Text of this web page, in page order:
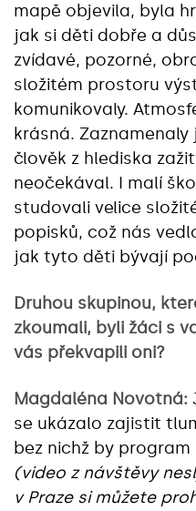
mapě objevila, byla
jak si děti dobře a
zvídavé, pozorné,
složitém prostoru
komunikovaly.
krásná.
člověk z hlediska
neočekával. I malí
studovali velice
popisků, což nás
jak tyto děti bývají
Druhou skupinou,
zkoumali, byli žáci s
vás překvapili oni?
Magdaléna Novotná:
se ukázalo zajistit
bez nichž by
(video z návštěvy
v Praze si můžete